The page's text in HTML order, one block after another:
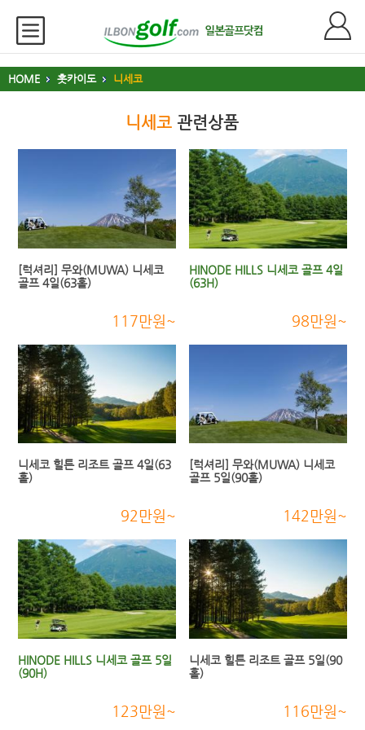
HOME 홋카이도 니세코
니세코 관련상품
[럭셔리] 무와(MUWA) 니세코
골프 4일(63홀)
117만원~
HINODE HILLS 니세코 골프 4일
(63H)
98만원~
니세코 힐튼 리조트 골프 4일(63
홀)
92만원~
[럭셔리] 무와(MUWA) 니세코
골프 5일(90홀)
142만원~
HINODE HILLS 니세코 골프 5일
(90H)
123만원~
니세코 힐튼 리조트 골프 5일(90
홀)
116만원~